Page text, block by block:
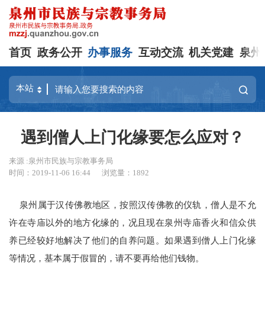
首页 政务公开 办事服务 互动交流 机关党建 泉州
遇到僧人上门化缘要怎么应对？
来源 :泉州市民族与宗教事务局
时间：2019-11-06 16:44
浏览量： 1892
泉州属于汉传佛教地区，按照汉传佛教的仪轨，僧人是不允
许在寺庙以外的地方化缘的，况且现在泉州寺庙香火和信众供
养已经较好地解决了他们的自养问题。如果遇到僧人上门化缘
等情况，基本属于假冒的，请不要再给他们钱物。